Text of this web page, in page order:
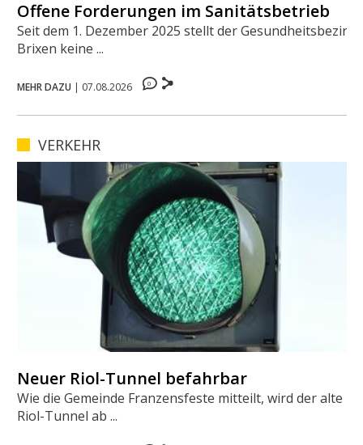
Offene Forderungen im Sanitätsbetrieb
Seit dem 1. Dezember 2025 stellt der Gesundheitsbezirk
Brixen keine ...
MEHR DAZU | 07.08.2026 0
VERKEHR
Neuer Riol-Tunnel befahrbar
Wie die Gemeinde Franzensfeste mitteilt, wird der alte
Riol-Tunnel ab ...